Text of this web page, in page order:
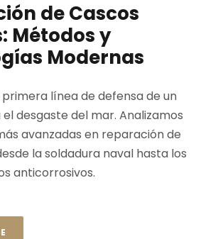
de Cascos
Métodos y
Modernas
primera línea de defensa de un
desgaste del mar. Analizamos
avanzadas en reparación de
la soldadura naval hasta los
anticorrosivos.